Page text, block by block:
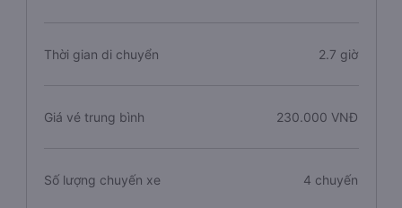
Thời gian di chuyển 2.7 giờ
Giá vé trung bình 230.000 VNĐ
Số lượng chuyến xe 4 chuyến